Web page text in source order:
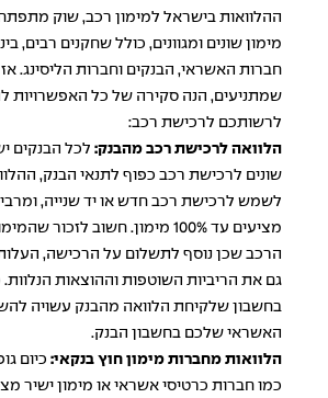
ההלוואות בישראל למימון רכב, שוק
מימון שונים ומגוונים, כולל שחקנים רבים,
חברות האשראי, הבנקים וחברות הליסינג.
שמתניעים, הנה סקירה של כל האפשרויות
לרשותכם לרכישת רכב:
הלוואה לרכישת רכב מהבנק: לכל הבנקים
שונים לרכישת רכב כפוף לתנאי הבנק,
לשמש לרכישת רכב חדש או יד שנייה,
מציעים עד 100% מימון. חשוב
הרכב שכן נוסף לתשלום על הרכישה,
גם את הריביות השוטפות וההוצאות
בחשבון שלקיחת הלוואה מהבנק עשויה
האשראי שלכם בחשבון הבנק.
הלוואות מחברות מימון חוץ בנקאי: כיום
כמו חברות כרטיסי אשראי או מימון ישיר